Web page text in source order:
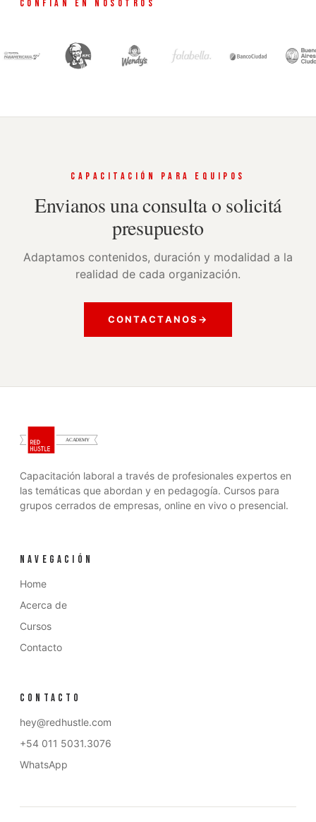
CONFÍAN EN NOSOTROS
CAPACITACIÓN PARA EQUIPOS
Envianos una consulta o solicitá
presupuesto
Adaptamos contenidos, duración y modalidad a la
realidad de cada organización.
CONTACTANOS →
Capacitación laboral a través de profesionales expertos en
las temáticas que abordan y en pedagogía. Cursos para
grupos cerrados de empresas, online en vivo o presencial.
NAVEGACIÓN
Home
Acerca de
Cursos
Contacto
CONTACTO
hey@redhustle.com
+54 011 5031.3076
WhatsApp